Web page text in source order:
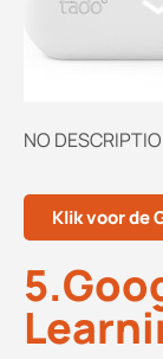
NO
Klik voor de